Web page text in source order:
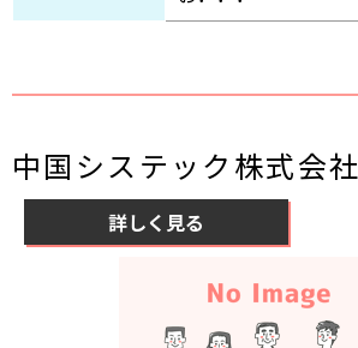
中国システック株式会社
詳しく見る